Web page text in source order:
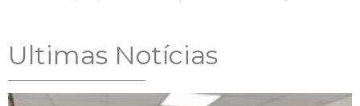
Ultimas Notícias